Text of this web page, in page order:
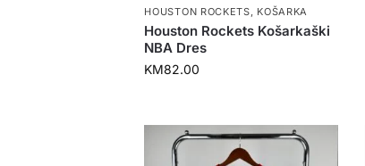
HOUSTON ROCKETS, KOŠARKA
Houston Rockets Košarkaški
NBA Dres
KM82.00